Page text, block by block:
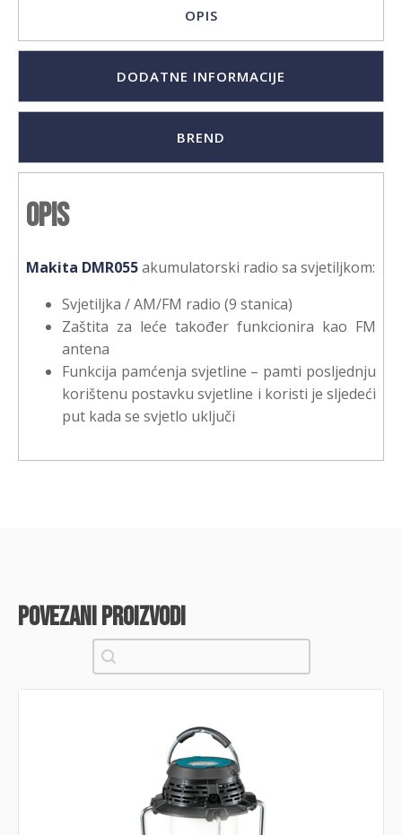
OPIS
DODATNE INFORMACIJE
BREND
Opis
Makita DMR055akumulatorski radio sa svjetiljkom:
Svjetiljka / AM/FM radio (9 stanica)
Zaštita za leće također funkcionira kao FM
antena
Funkcija pamćenja svjetline – pamti posljednju
korištenu postavku svjetline i koristi je sljedeći
put kada se svjetlo uključi
povezani proizvodi
Pretraži